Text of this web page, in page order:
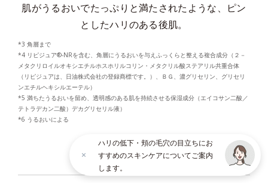
肌がうるおいでたっぷりと満たされたような、ピン
としたハリのある後肌。
*3 角層まで
*4 リピジュア®-NRを含む、角層にうるおいを与えふっくらと整える複合成分（２－
メタクリロイルオキシエチルホスホリルコリン・メタクリル酸ステアリル共重合体
（リピジュアは、日油株式会社の登録商標です。）、ＢＧ、濃グリセリン、グリセリ
ンエチルヘキシルエーテル）
*5 満ちたうるおいを留め、透明感のある肌を持続させる保湿成分（エイコサン二酸／
テトラデカン二酸）デカグリセリル液）
*6 うるおいによる
× CLOSE
ハリの低下・頬の毛穴の目立ちにお
すすめのスキンケアについてご案内
します。